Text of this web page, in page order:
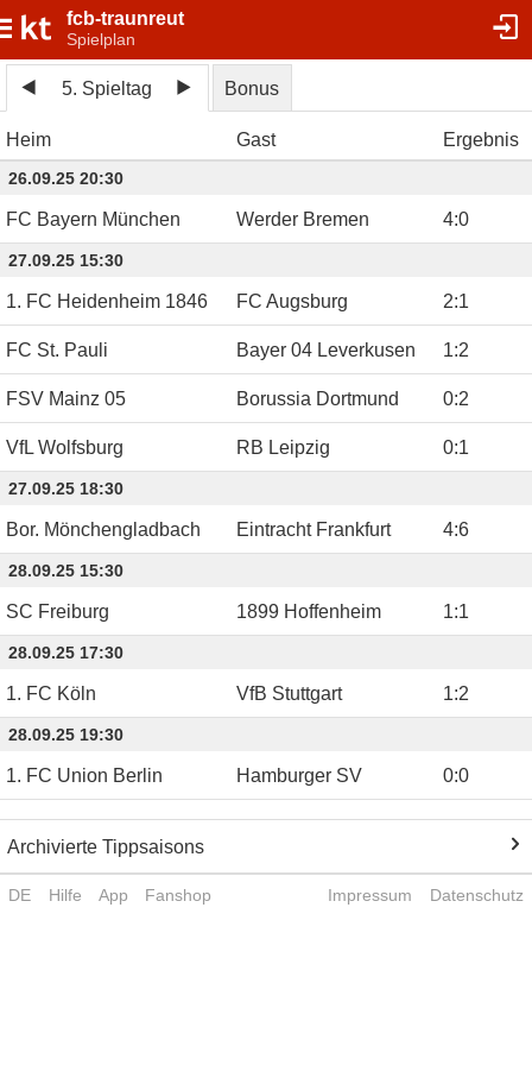
fcb-traunreut
Spielplan
5. Spieltag Bonus
Heim Gast Ergebnis
26.09.25 20:30
FC Bayern München Werder Bremen 4:0
27.09.25 15:30
1. FC Heidenheim 1846 FC Augsburg 2:1
FC St. Pauli Bayer 04 Leverkusen 1:2
FSV Mainz 05 Borussia Dortmund 0:2
VfL Wolfsburg RB Leipzig 0:1
27.09.25 18:30
Bor. Mönchengladbach Eintracht Frankfurt 4:6
28.09.25 15:30
SC Freiburg 1899 Hoffenheim 1:1
28.09.25 17:30
1. FC Köln VfB Stuttgart 1:2
28.09.25 19:30
1. FC Union Berlin Hamburger SV 0:0
Archivierte Tippsaisons
DE Hilfe App Fanshop Impressum Datenschutz